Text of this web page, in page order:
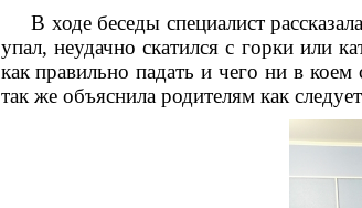
В ходе беседы специалист
упал, неудачно скатился с горки или
как правильно падать и чего ни в коем
так же объяснила родителям как